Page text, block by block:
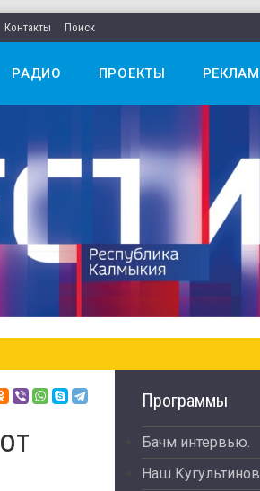
Контакты Поиск
РАДИО ПРОЕКТЫ
Программы
Бачм интервью.
Наш Кугультинов